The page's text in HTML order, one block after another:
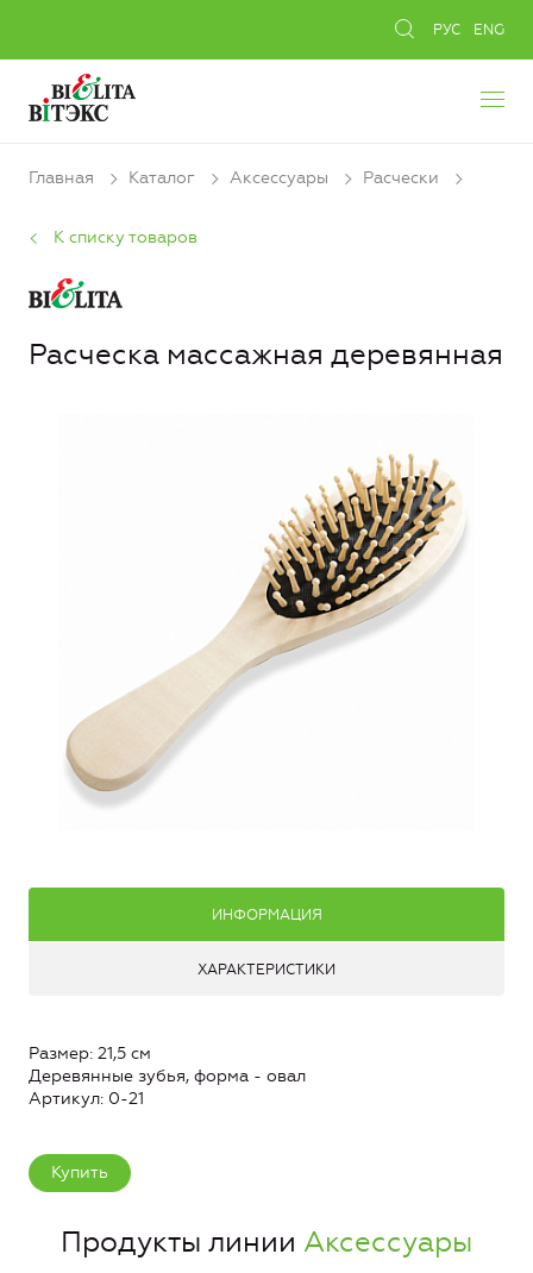
РУС ENG
Главная Каталог Аксессуары Расчески
К списку товаров
Расческа массажная деревянная
ИНФОРМАЦИЯ
ХАРАКТЕРИСТИКИ
Размер: 21,5 см
Деревянные зубья, форма - овал
Артикул: 0-21
Купить
Продукты линии Аксессуары